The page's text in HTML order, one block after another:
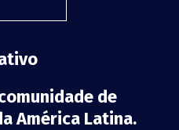
de
América Latina.